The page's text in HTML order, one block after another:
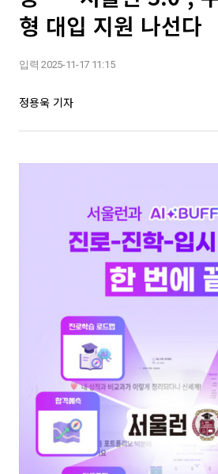
형 대입 지원 나선다
입력 2025-11-17 11:15
정용욱 기자